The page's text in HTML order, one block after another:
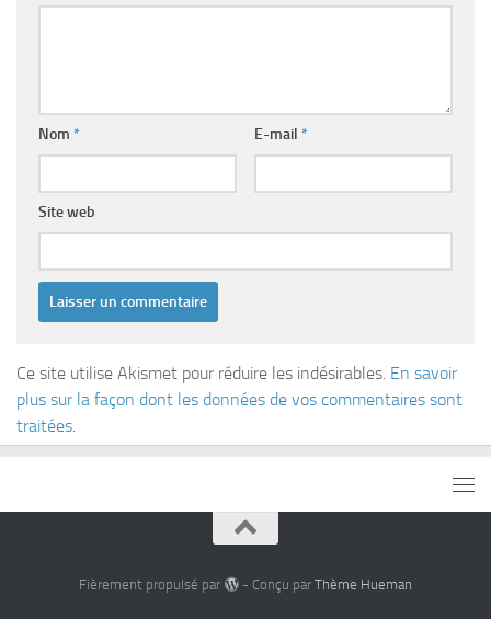
Nom * E-mail *
Site web
Ce site utilise Akismet pour réduire les indésirables. En savoir
plus sur la façon dont les données de vos commentaires sont
traitées
Fièrement propulsé par - Conçu par Thème Hueman